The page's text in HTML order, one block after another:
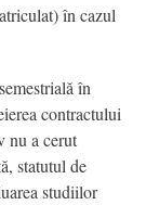
în cazul
în
contractului
nu a cerut
statutul de
studiilor